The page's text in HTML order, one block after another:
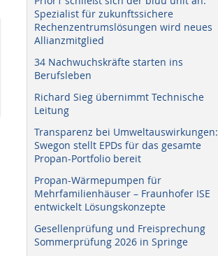
Spezialist für zukunftssichere
Rechenzentrumslösungen wird neues
Allianzmitglied
34 Nachwuchskräfte starten ins
Berufsleben
Richard Sieg übernimmt Technische
Leitung
Transparenz bei Umweltauswirkungen:
Swegon stellt EPDs für das gesamte
Propan-Portfolio bereit
Propan-Wärmepumpen für
Mehrfamilienhäuser – Fraunhofer ISE
entwickelt Lösungskonzepte
Gesellenprüfung und Freisprechung
Sommerprüfung 2026 in Springe